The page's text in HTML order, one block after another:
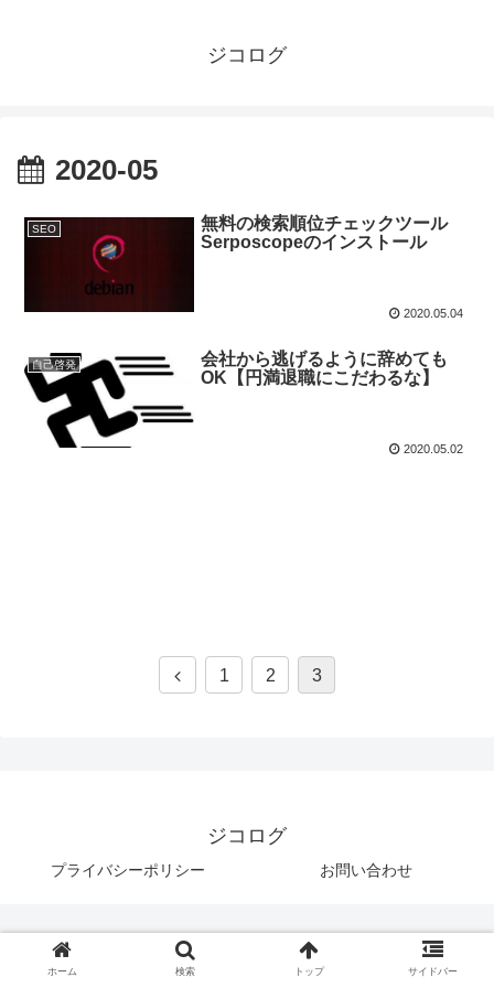
ジコログ
2020-05
SEO
無料の検索順位チェックツール
Serposcopeのインストール
2020.05.04
自己啓発
会社から逃げるように辞めても
OK【円満退職にこだわるな】
2020.05.02
1 2 3
ジコログ
プライバシーポリシー お問い合わせ
ホーム 検索 トップ サイドバー